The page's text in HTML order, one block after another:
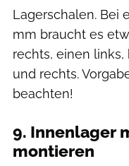
Lagerschalen. Bei
mm braucht es
rechts, einen
und rechts.
beachten!
9. Innenlager
montieren